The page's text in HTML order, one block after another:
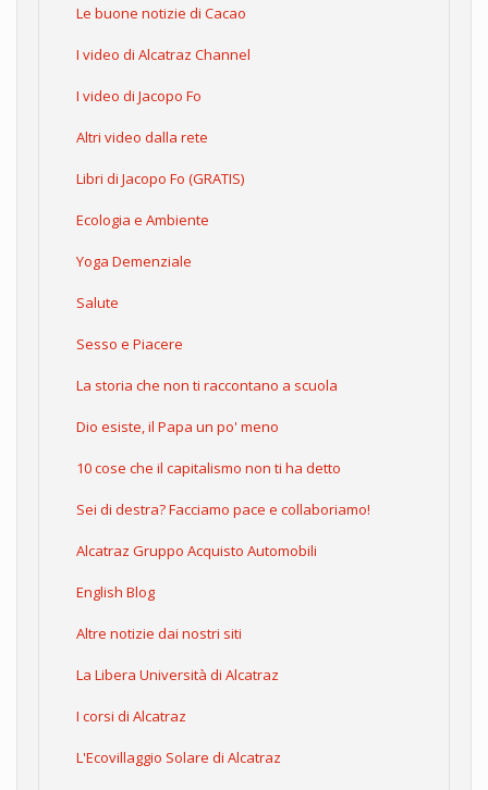
Le buone notizie di Cacao
I video di Alcatraz Channel
I video di Jacopo Fo
Altri video dalla rete
Libri di Jacopo Fo (GRATIS)
Ecologia e Ambiente
Yoga Demenziale
Salute
Sesso e Piacere
La storia che non ti raccontano a scuola
Dio esiste, il Papa un po' meno
10 cose che il capitalismo non ti ha detto
Sei di destra? Facciamo pace e collaboriamo!
Alcatraz Gruppo Acquisto Automobili
English Blog
Altre notizie dai nostri siti
La Libera Università di Alcatraz
I corsi di Alcatraz
L'Ecovillaggio Solare di Alcatraz